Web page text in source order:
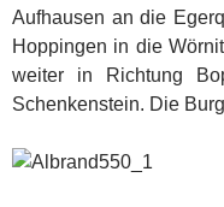
Aufhausen an die
Hoppingen in die
weiter in Richtung
Schenkenstein. Die